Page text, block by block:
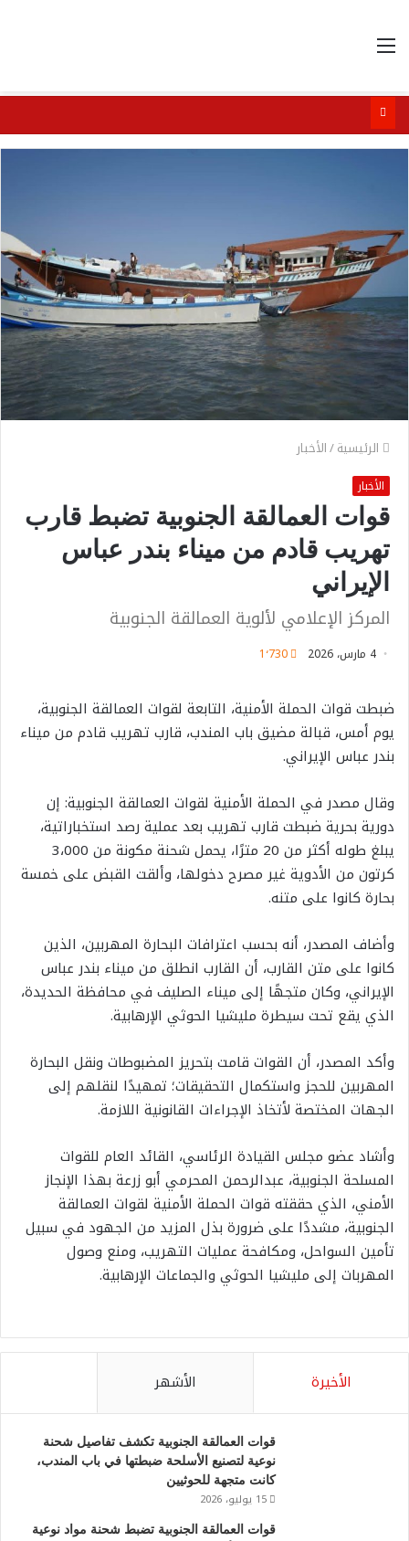
القائمة
الرئيسية/الأخبار
الأخبار
قوات العمالقة الجنوبية تضبط قارب
تهريب قادم من ميناء بندر عباس
الإيراني
المركز الإعلامي لألوية العمالقة الجنوبية
4 مارس، 2026 1٬730
ضبطت قوات الحملة الأمنية، التابعة لقوات العمالقة الجنوبية،
يوم أمس، قبالة مضيق باب المندب، قارب تهريب قادم من ميناء
بندر عباس الإيراني.
وقال مصدر في الحملة الأمنية لقوات العمالقة الجنوبية: إن
دورية بحرية ضبطت قارب تهريب بعد عملية رصد استخباراتية،
يبلغ طوله أكثر من 20 مترًا، يحمل شحنة مكونة من 3،000
كرتون من الأدوية غير مصرح دخولها، وألقت القبض على خمسة
بحارة كانوا على متنه.
وأضاف المصدر، أنه بحسب اعترافات البحارة المهربين، الذين
كانوا على متن القارب، أن القارب انطلق من ميناء بندر عباس
الإيراني، وكان متجهًا إلى ميناء الصليف في محافظة الحديدة،
الذي يقع تحت سيطرة مليشيا الحوثي الإرهابية.
وأكد المصدر، أن القوات قامت بتحريز المضبوطات ونقل البحارة
المهربين للحجز واستكمال التحقيقات؛ تمهيدًا لنقلهم إلى
الجهات المختصة لأتخاذ الإجراءات القانونية اللازمة.
وأشاد عضو مجلس القيادة الرئاسي، القائد العام للقوات
المسلحة الجنوبية، عبدالرحمن المحرمي أبو زرعة بهذا الإنجاز
الأمني، الذي حققته قوات الحملة الأمنية لقوات العمالقة
الجنوبية، مشددًا على ضرورة بذل المزيد من الجهود في سبيل
تأمين السواحل، ومكافحة عمليات التهريب، ومنع وصول
المهربات إلى مليشيا الحوثي والجماعات الإرهابية.
الأخيرة الأشهر
قوات العمالقة الجنوبية تكشف تفاصيل شحنة
نوعية لتصنيع الأسلحة ضبطتها في باب المندب،
كانت متجهة للحوثيين
15 يوليو، 2026
قوات العمالقة الجنوبية تضبط شحنة مواد نوعية